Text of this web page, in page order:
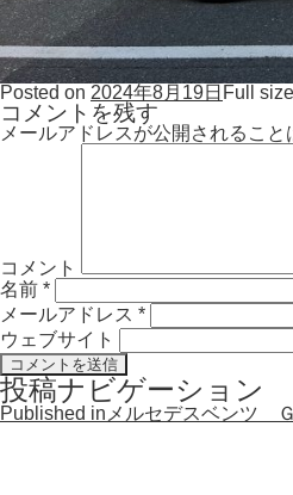
Posted on 2024年8月19日 Full size
コメントを残す
メールアドレスが公開されること
コメント
名前 *
メールアドレス *
ウェブサイト
投稿ナビゲーション
Published in メルセデスベンツ